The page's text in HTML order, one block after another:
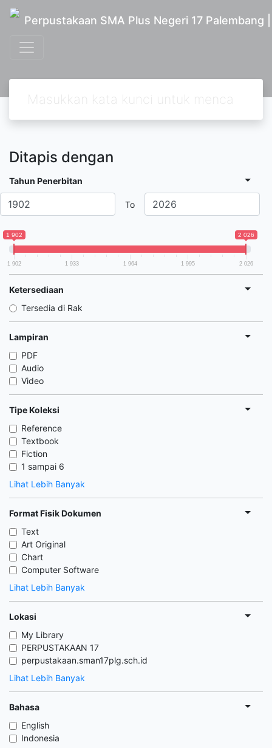
Perpustakaan SMA Plus Negeri 17 Palembang
Ditapis dengan
Tahun Penerbitan
To
1 902 2 026
1 902 1 933 1 964 1 995 2 026
Ketersediaan
Tersedia di Rak
Lampiran
PDF
Audio
Video
Tipe Koleksi
Reference
Textbook
Fiction
1 sampai 6
Lihat Lebih Banyak
Format Fisik Dokumen
Text
Art Original
Chart
Computer Software
Lihat Lebih Banyak
Lokasi
My Library
PERPUSTAKAAN 17
perpustakaan.sman17plg.sch.id
Lihat Lebih Banyak
Bahasa
English
Indonesia